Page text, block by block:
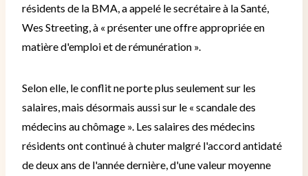
résidents de la BMA, a appelé le secrétaire à la Santé,
Wes Streeting, à « présenter une offre appropriée en
matière d'emploi et de rémunération ».
Selon elle, le conflit ne porte plus seulement sur les
salaires, mais désormais aussi sur le « scandale des
médecins au chômage ». Les salaires des médecins
résidents ont continué à chuter malgré l'accord antidaté
de deux ans de l'année dernière, d'une valeur moyenne